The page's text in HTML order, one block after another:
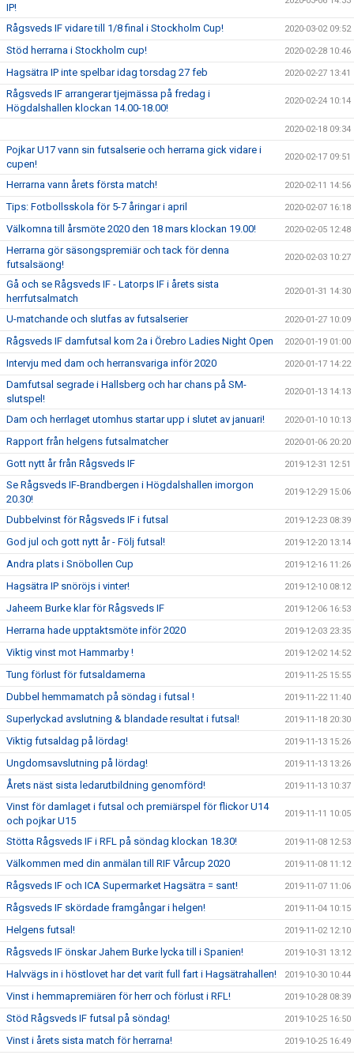
IP!
Rågsveds IF vidare till 1/8 final i Stockholm Cup! 2020-03-02 09:52
Stöd herrarna i Stockholm cup! 2020-02-28 10:46
Hagsätra IP inte spelbar idag torsdag 27 feb 2020-02-27 13:41
Rågsveds IF arrangerar tjejmässa på fredag i
Högdalshallen klockan 14.00-18.00!
2020-02-24 10:14
2020-02-18 09:34
Pojkar U17 vann sin futsalserie och herrarna gick vidare i
cupen!
2020-02-17 09:51
Herrarna vann årets första match! 2020-02-11 14:56
Tips: Fotbollsskola för 5-7 åringar i april 2020-02-07 16:18
Välkomna till årsmöte 2020 den 18 mars klockan 19.00! 2020-02-05 12:48
Herrarna gör säsongspremiär och tack för denna
futsalsäong!
2020-02-03 10:27
Gå och se Rågsveds IF - Latorps IF i årets sista
herrfutsalmatch
2020-01-31 14:30
U-matchande och slutfas av futsalserier 2020-01-27 10:09
Rågsveds IF damfutsal kom 2a i Örebro Ladies Night Open 2020-01-19 01:00
Intervju med dam och herransvariga inför 2020 2020-01-17 14:22
Damfutsal segrade i Hallsberg och har chans på SM-
slutspel!
2020-01-13 14:13
Dam och herrlaget utomhus startar upp i slutet av januari! 2020-01-10 10:13
Rapport från helgens futsalmatcher 2020-01-06 20:20
Gott nytt år från Rågsveds IF 2019-12-31 12:51
Se Rågsveds IF-Brandbergen i Högdalshallen imorgon
20.30!
2019-12-29 15:06
Dubbelvinst för Rågsveds IF i futsal 2019-12-23 08:39
God jul och gott nytt år - Följ futsal! 2019-12-20 13:14
Andra plats i Snöbollen Cup 2019-12-16 11:26
Hagsätra IP snöröjs i vinter! 2019-12-10 08:12
Jaheem Burke klar för Rågsveds IF 2019-12-06 16:53
Herrarna hade upptaktsmöte inför 2020 2019-12-03 23:35
Viktig vinst mot Hammarby ! 2019-12-02 14:52
Tung förlust för futsaldamerna 2019-11-25 15:55
Dubbel hemmamatch på söndag i futsal ! 2019-11-22 11:40
Superlyckad avslutning & blandade resultat i futsal! 2019-11-18 20:30
Viktig futsaldag på lördag! 2019-11-13 15:26
Ungdomsavslutning på lördag! 2019-11-13 13:26
Årets näst sista ledarutbildning genomförd! 2019-11-13 10:37
Vinst för damlaget i futsal och premiärspel för flickor U14
och pojkar U15
2019-11-11 10:05
Stötta Rågsveds IF i RFL på söndag klockan 18.30! 2019-11-08 12:53
Välkommen med din anmälan till RIF Vårcup 2020 2019-11-08 11:12
Rågsveds IF och ICA Supermarket Hagsätra = sant! 2019-11-07 11:06
Rågsveds IF skördade framgångar i helgen! 2019-11-04 10:15
Helgens futsal! 2019-11-02 12:10
Rågsveds IF önskar Jahem Burke lycka till i Spanien! 2019-10-31 13:12
Halvvägs in i höstlovet har det varit full fart i Hagsätrahallen! 2019-10-30 10:44
Vinst i hemmapremiären för herr och förlust i RFL! 2019-10-28 08:39
Stöd Rågsveds IF futsal på söndag! 2019-10-25 16:50
Vinst i årets sista match för herrarna! 2019-10-25 16:49